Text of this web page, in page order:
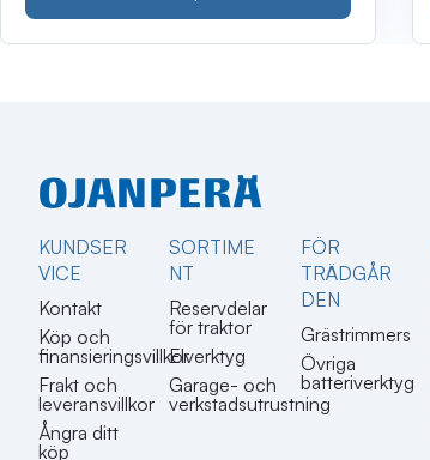
KUNDSER
VICE
Kontakt
Köp och
finansieringsvillkor
Frakt och
leveransvillkor
Ångra ditt
köp
SORTIME
NT
Reservdelar
för traktor
Elverktyg
Garage- och
verkstadsutrustning
FÖR
TRÄDGÅR
DEN
Grästrimmers
Övriga
batteriverktyg